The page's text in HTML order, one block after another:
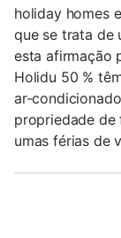
holiday homes
que se trata de
esta afirmação
Holidu 50 %
ar-
propriedade de
umas férias de